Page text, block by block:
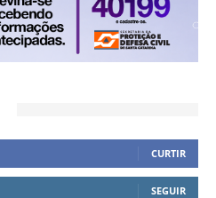
CURTIR
SEGUIR